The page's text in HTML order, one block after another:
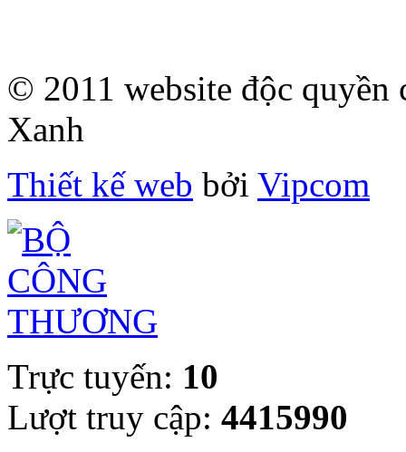
© 2011 website độc
Xanh
Thiết kế web bởi Vipcom
Trực tuyến: 10
Lượt truy cập: 4415990